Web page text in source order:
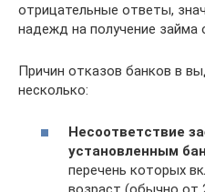
отрицательные ответы,
надежд на получение займа
Причин отказов банков в
несколько:
Несоответствие
установленным
перечень которых